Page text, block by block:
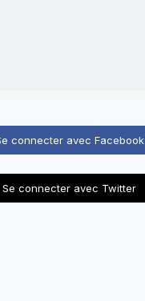
connecter avec Facebook
Se connecter avec Twitter